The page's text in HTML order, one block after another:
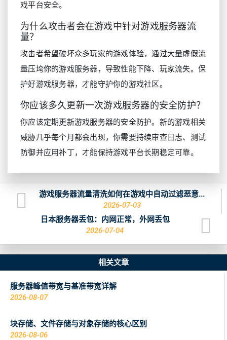
戏平台安全。
为什么攻击者会在游戏中针对游戏服务器流
量？
攻击者希望破坏众多玩家的游戏体验，通过大量虚假流
量压垮你的游戏服务器，导致性能下降、玩家流失。保
护好游戏服务器，才能守护你的游戏社区。
你应该多久更新一次游戏服务器的安全防护？
你应该定期更新游戏服务器的安全防护。新的游戏相关
威胁几乎每个月都会出现，你需要持续审查日志、测试
防御并应用补丁，才能保持游戏平台长期稳定可靠。
游戏服务器流量清洗如何在游戏中自动过滤恶意...
2026-07-03
日本服务器丢包：内网正常，外网丢包
2026-07-04
相关文章
服务器峰值带宽与基准带宽详解
2026-08-07
块存储、文件存储与对象存储的核心区别
2026-08-06